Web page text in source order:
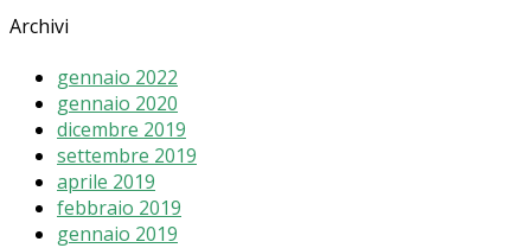
Archivi
gennaio 2022
gennaio 2020
dicembre 2019
settembre 2019
aprile 2019
febbraio 2019
gennaio 2019